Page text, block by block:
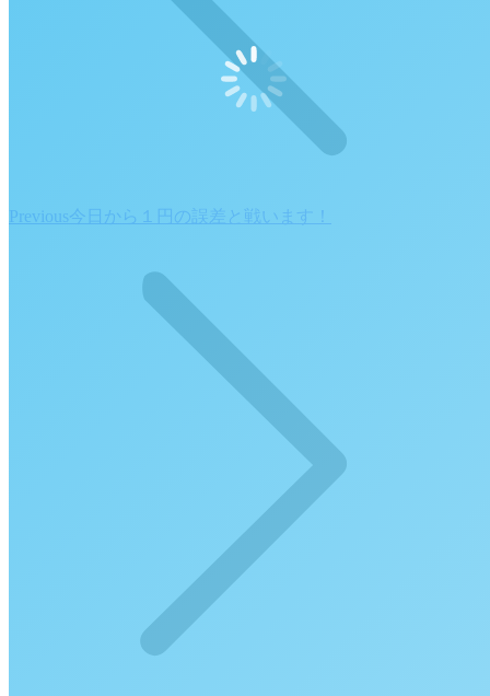
PreviousPrevious
今日から１円の誤差と戦います！